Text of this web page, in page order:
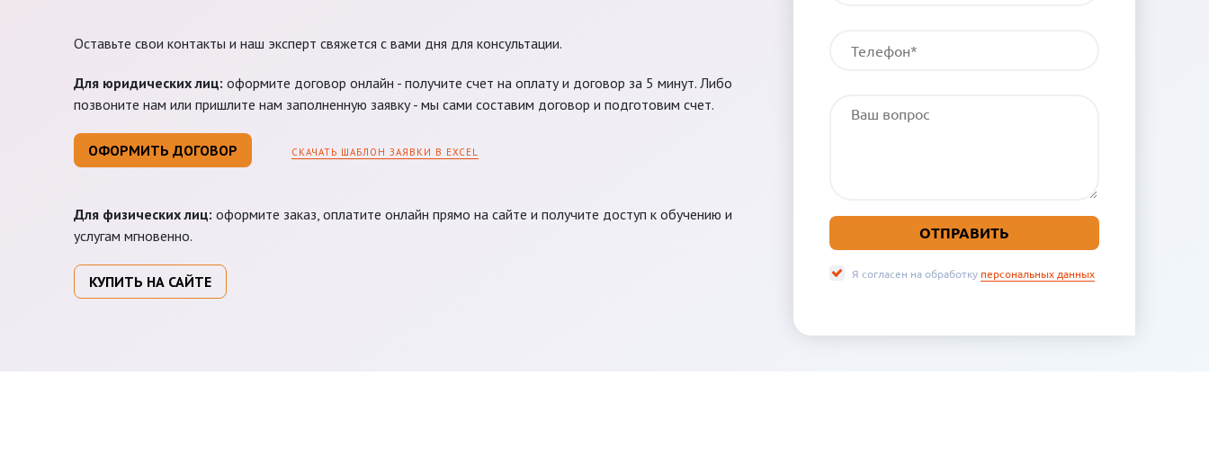
Оставьте свои контакты и наш эксперт свяжется с вами дня для консультации.
Для юридических лиц: оформите договор онлайн - получите счет на оплату и договор за 5 минут. Либо
позвоните нам или пришлите нам заполненную заявку - мы сами составим договор и подготовим счет.
ОФОРМИТЬ ДОГОВОР СКАЧАТЬ ШАБЛОН ЗАЯВКИ В EXCEL
Для физических лиц: оформите заказ, оплатите онлайн прямо на сайте и получите доступ к обучению и
услугам мгновенно.
КУПИТЬ НА САЙТЕ Я согласен на обработку персональных данных